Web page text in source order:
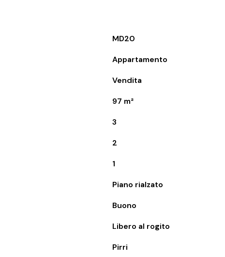
MD20
Appartamento
Vendita
97 m²
3
2
1
Piano rialzato
Buono
Libero al rogito
Pirri